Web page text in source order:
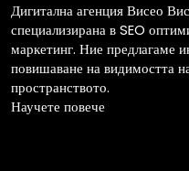
Дигитална агенция Висео
специализирана в SEO
маркетинг. Ние предлагаме
повишаване на видимостта
пространството.
Научете повече